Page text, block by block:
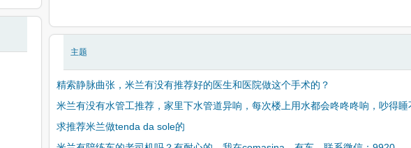
主题
精索静脉曲张，米兰有没有推荐好的医生和医院做这个手术的？
米兰有没有水管工推荐，家里下水管道异响，每次楼上用水都会咚咚咚响，吵得睡
求推荐米兰做tenda da sole的